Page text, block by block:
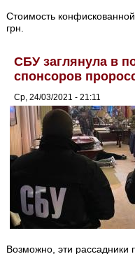
Стоимость
грн.
СБУ заглянула в
спонсоров
Ср, 24/03/2021 - 21:11
Возможно, эти рассадники